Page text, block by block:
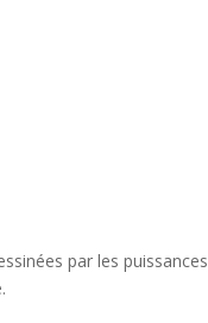
par les puissances